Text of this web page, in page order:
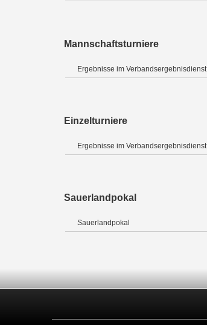
Mannschaftsturniere
Ergebnisse im Verbandsergebnisdienst
Einzelturniere
Ergebnisse im Verbandsergebnisdienst
Sauerlandpokal
Sauerlandpokal